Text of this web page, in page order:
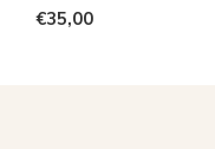
€35,00